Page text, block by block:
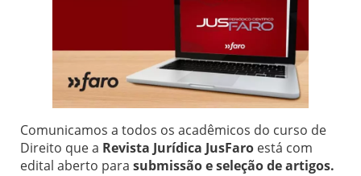
Comunicamos a todos os acadêmicos do curso de
Direito que a Revista Jurídica JusFaro está com
edital aberto para submissão e seleção de artigos.